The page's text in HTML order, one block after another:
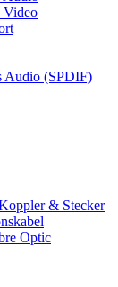
Video
Audio (SPDIF)
& Stecker
Optic